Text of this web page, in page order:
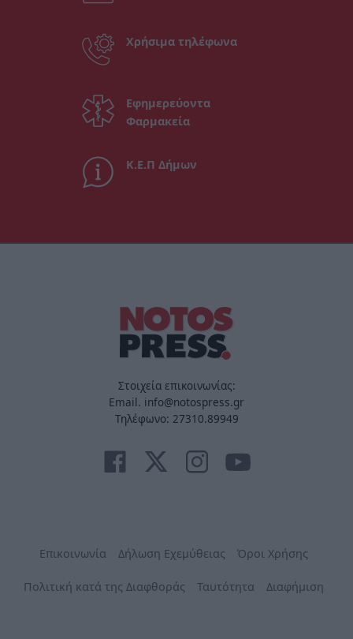
Χρήσιμα τηλέφωνα
Εφημερεύοντα
Φαρμακεία
Κ.Ε.Π Δήμων
Στοιχεία επικοινωνίας:
Email. info@notospress.gr
Τηλέφωνο: 27310.89949
Επικοινωνία Δήλωση Εχεμύθειας Όροι Χρήσης
Πολιτική κατά της Διαφθοράς Ταυτότητα Διαφήμιση